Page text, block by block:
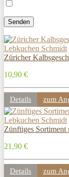
Lebkuchen Schmidt
Züricher
10,90 €
Details zum
Lebkuchen Schmidt
Zünftiges
21,90 €
Details zum